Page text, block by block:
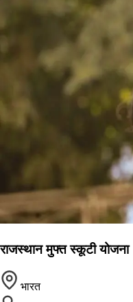
राजस्थान मुफ्त स्कूटी योजना
भारत